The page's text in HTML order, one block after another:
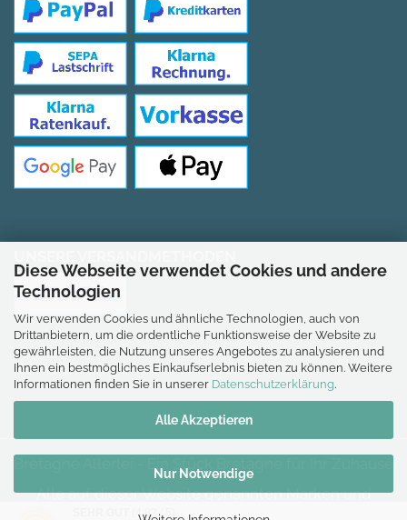
Diese Webseite verwendet Cookies und andere
Technologien
Wir verwenden Cookies und ähnliche Technologien, auch von
Drittanbietern, um die ordentliche Funktionsweise der Website zu
gewährleisten, die Nutzung unseres Angebotes zu analysieren und
Ihnen ein bestmögliches Einkaufserlebnis bieten zu können. Weitere
Informationen finden Sie in unserer Datenschutzerklärung.
Alle Akzeptieren
Nur Notwendige
*Gilt für Lieferungen nach Deutschland.
Alle auf dieser Website genannten Marken und
Warenzeichen sind Eigentum der jeweiligen Inhaber. Die
(4.82 / 5)